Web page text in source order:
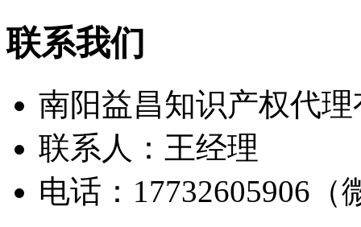
联系我们
南阳益昌知识产权代
联系人：王经理
电话：17732605906（